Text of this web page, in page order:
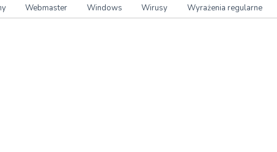
Webmaster Windows Wirusy Wyrażenia regularne